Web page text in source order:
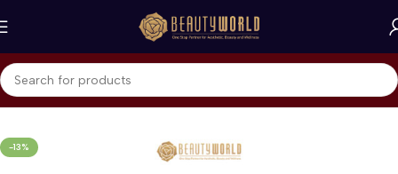
Beranda Home Care & Accessories Beauty Accessories
-13%